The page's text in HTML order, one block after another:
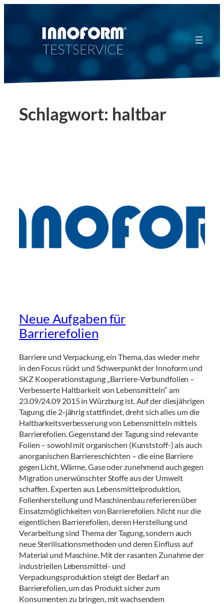
Schlagwort: haltbar
Neue Aufgaben für
Barrierefolien
Barriere und Verpackung, ein Thema, das wieder mehr
in den Focus rückt und Schwerpunkt der Innoform und
SKZ Kooperationstagung „Barriere-Verbundfolien –
Verbesserte Haltbarkeit von Lebensmitteln“ am
23.09/24.09 2015 in Würzburg ist. Auf der diesjährigen
Tagung, die 2-jährig stattfindet, dreht sich alles um die
Haltbarkeitsverbesserung von Lebensmitteln mittels
Barrierefolien. Gegenstand der Tagung sind relevante
Folien – sowohl mit organischen (Kunststoff-) als auch
anorganischen Barriereschichten – die eine Barriere
gegen Licht, Wärme, Gase oder zunehmend auch gegen
Migration unerwünschter Stoffe aus der Umwelt
schaffen. Experten aus Lebensmittelproduktion,
Folienherstellung und Maschinenbau referieren über
Einsatzmöglichkeiten von Barrierefolien. Nicht nur die
eigentlichen Barrierefolien, deren Herstellung und
Verarbeitung sind Thema der Tagung, sondern auch
neue Sterilisationsmethoden und deren Einfluss auf
Material und Maschine. Mit der rasanten Zunahme der
industriellen Lebensmittel- und
Verpackungsproduktion steigt der Bedarf an
Barrierefolien, um das Produkt sicher zum
Konsumenten zu bringen, mit wachsendem